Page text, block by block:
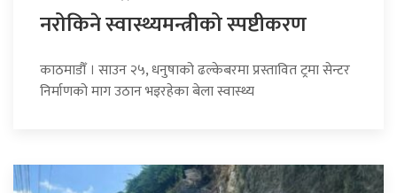
नरोकिने स्वास्थ्यमन्त्रीको स्पष्टीकरण
काठमाडौँ । साउन २५, धनुषाको ढल्केबरमा प्रस्तावित ट्रमा सेन्टर
निर्माणको माग उठान भइरहेका बेला स्वास्थ्य